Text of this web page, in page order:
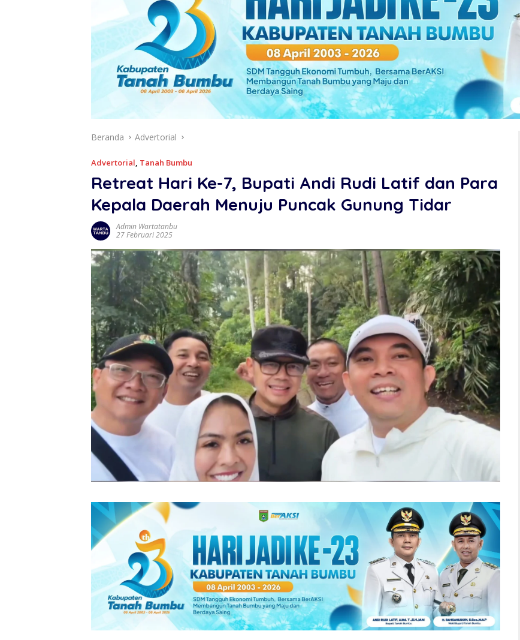
Beranda Advertorial
Advertorial, Tanah Bumbu
Retreat Hari Ke-7, Bupati Andi Rudi Latif dan Para
Kepala Daerah Menuju Puncak Gunung Tidar
Admin Wartatanbu
27 Februari 2025